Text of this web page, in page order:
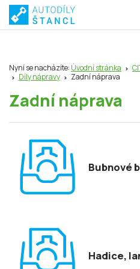
Nyní se nacházíte: Úvodní stránka
Díly nápravy
Zadní náprava
Zadní náprava
Bubnové
Hadice,